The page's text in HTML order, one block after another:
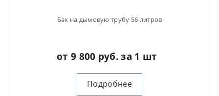
Бак на дымовую трубу 56 литров
от 9 800 руб. за 1 шт
Подробнее